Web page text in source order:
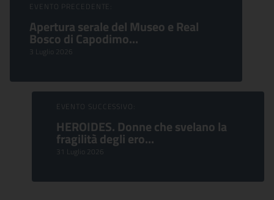
EVENTO PRECEDENTE:
Apertura serale del Museo e Real
Bosco di Capodimo...
3 Luglio 2026
EVENTO SUCCESSIVO:
HEROIDES. Donne che svelano la
fragilità degli ero...
31 Luglio 2026